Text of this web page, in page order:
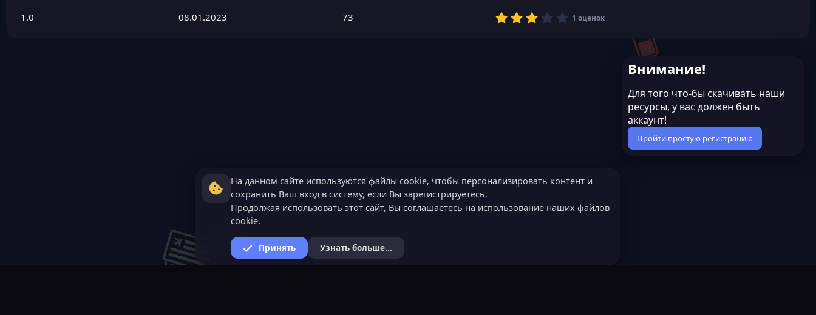
0
0
1.0 08.01.2023 73 31 оценок
Внимание!
Для того что-бы скачивать наши
ресурсы, у вас должен быть
аккаунт!
Пройти простую регистрацию
На данном сайте используются файлы cookie, чтобы персонализировать контент и
сохранить Ваш вход в систему, если Вы зарегистрируетесь.
Продолжая использовать этот сайт, Вы соглашаетесь на использование наших файлов
cookie.
Принять Узнать больше...